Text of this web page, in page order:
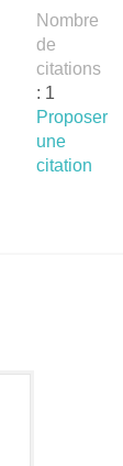
Nombre
de
citations
: 1
Proposer
une
citation